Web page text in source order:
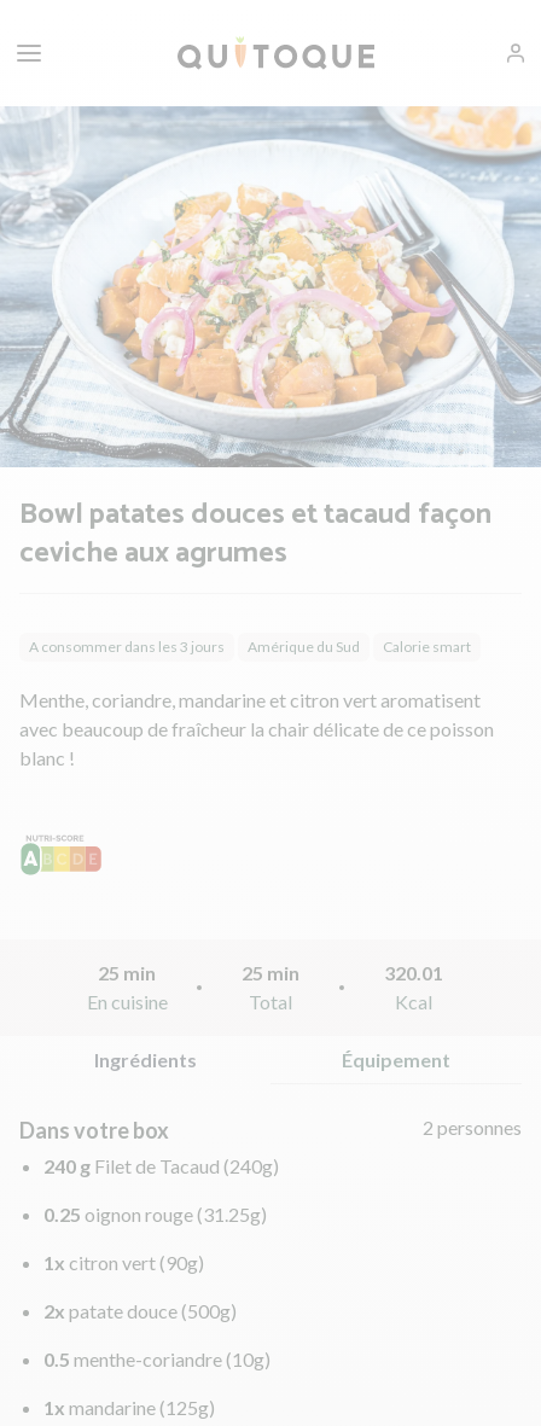
Bowl patates douces et tacaud façon
ceviche aux agrumes
A consommer dans les 3 jours Amérique du Sud Calorie smart
Menthe, coriandre, mandarine et citron vert aromatisent
avec beaucoup de fraîcheur la chair délicate de ce poisson
blanc !
25 min
En cuisine
25 min
Total
320.01
Kcal
Ingrédients Équipement
Dans votre box
2 personnes
240 g Filet de Tacaud (240g)
0.25 oignon rouge (31.25g)
1x citron vert (90g)
2x patate douce (500g)
0.5 menthe-coriandre (10g)
1x mandarine (125g)